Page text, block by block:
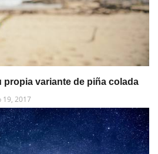
propia variante de piña colada
19, 2017